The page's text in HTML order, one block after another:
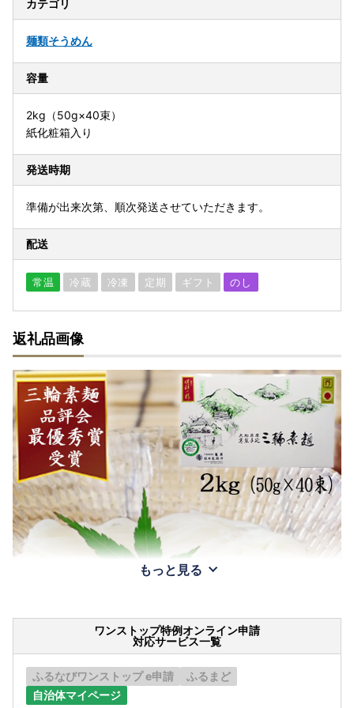
カテゴリ
麺類そうめん
容量
2kg（50g×40束）
紙化粧箱入り
発送時期
準備が出来次第、順次発送させていただきます。
配送
常温 冷蔵 冷凍 定期 ギフト のし
返礼品画像
もっと見る
ワンストップ特例オンライン申請
対応サービス一覧
ふるなびワンストップ e申請
ふるまど
自治体マイページ